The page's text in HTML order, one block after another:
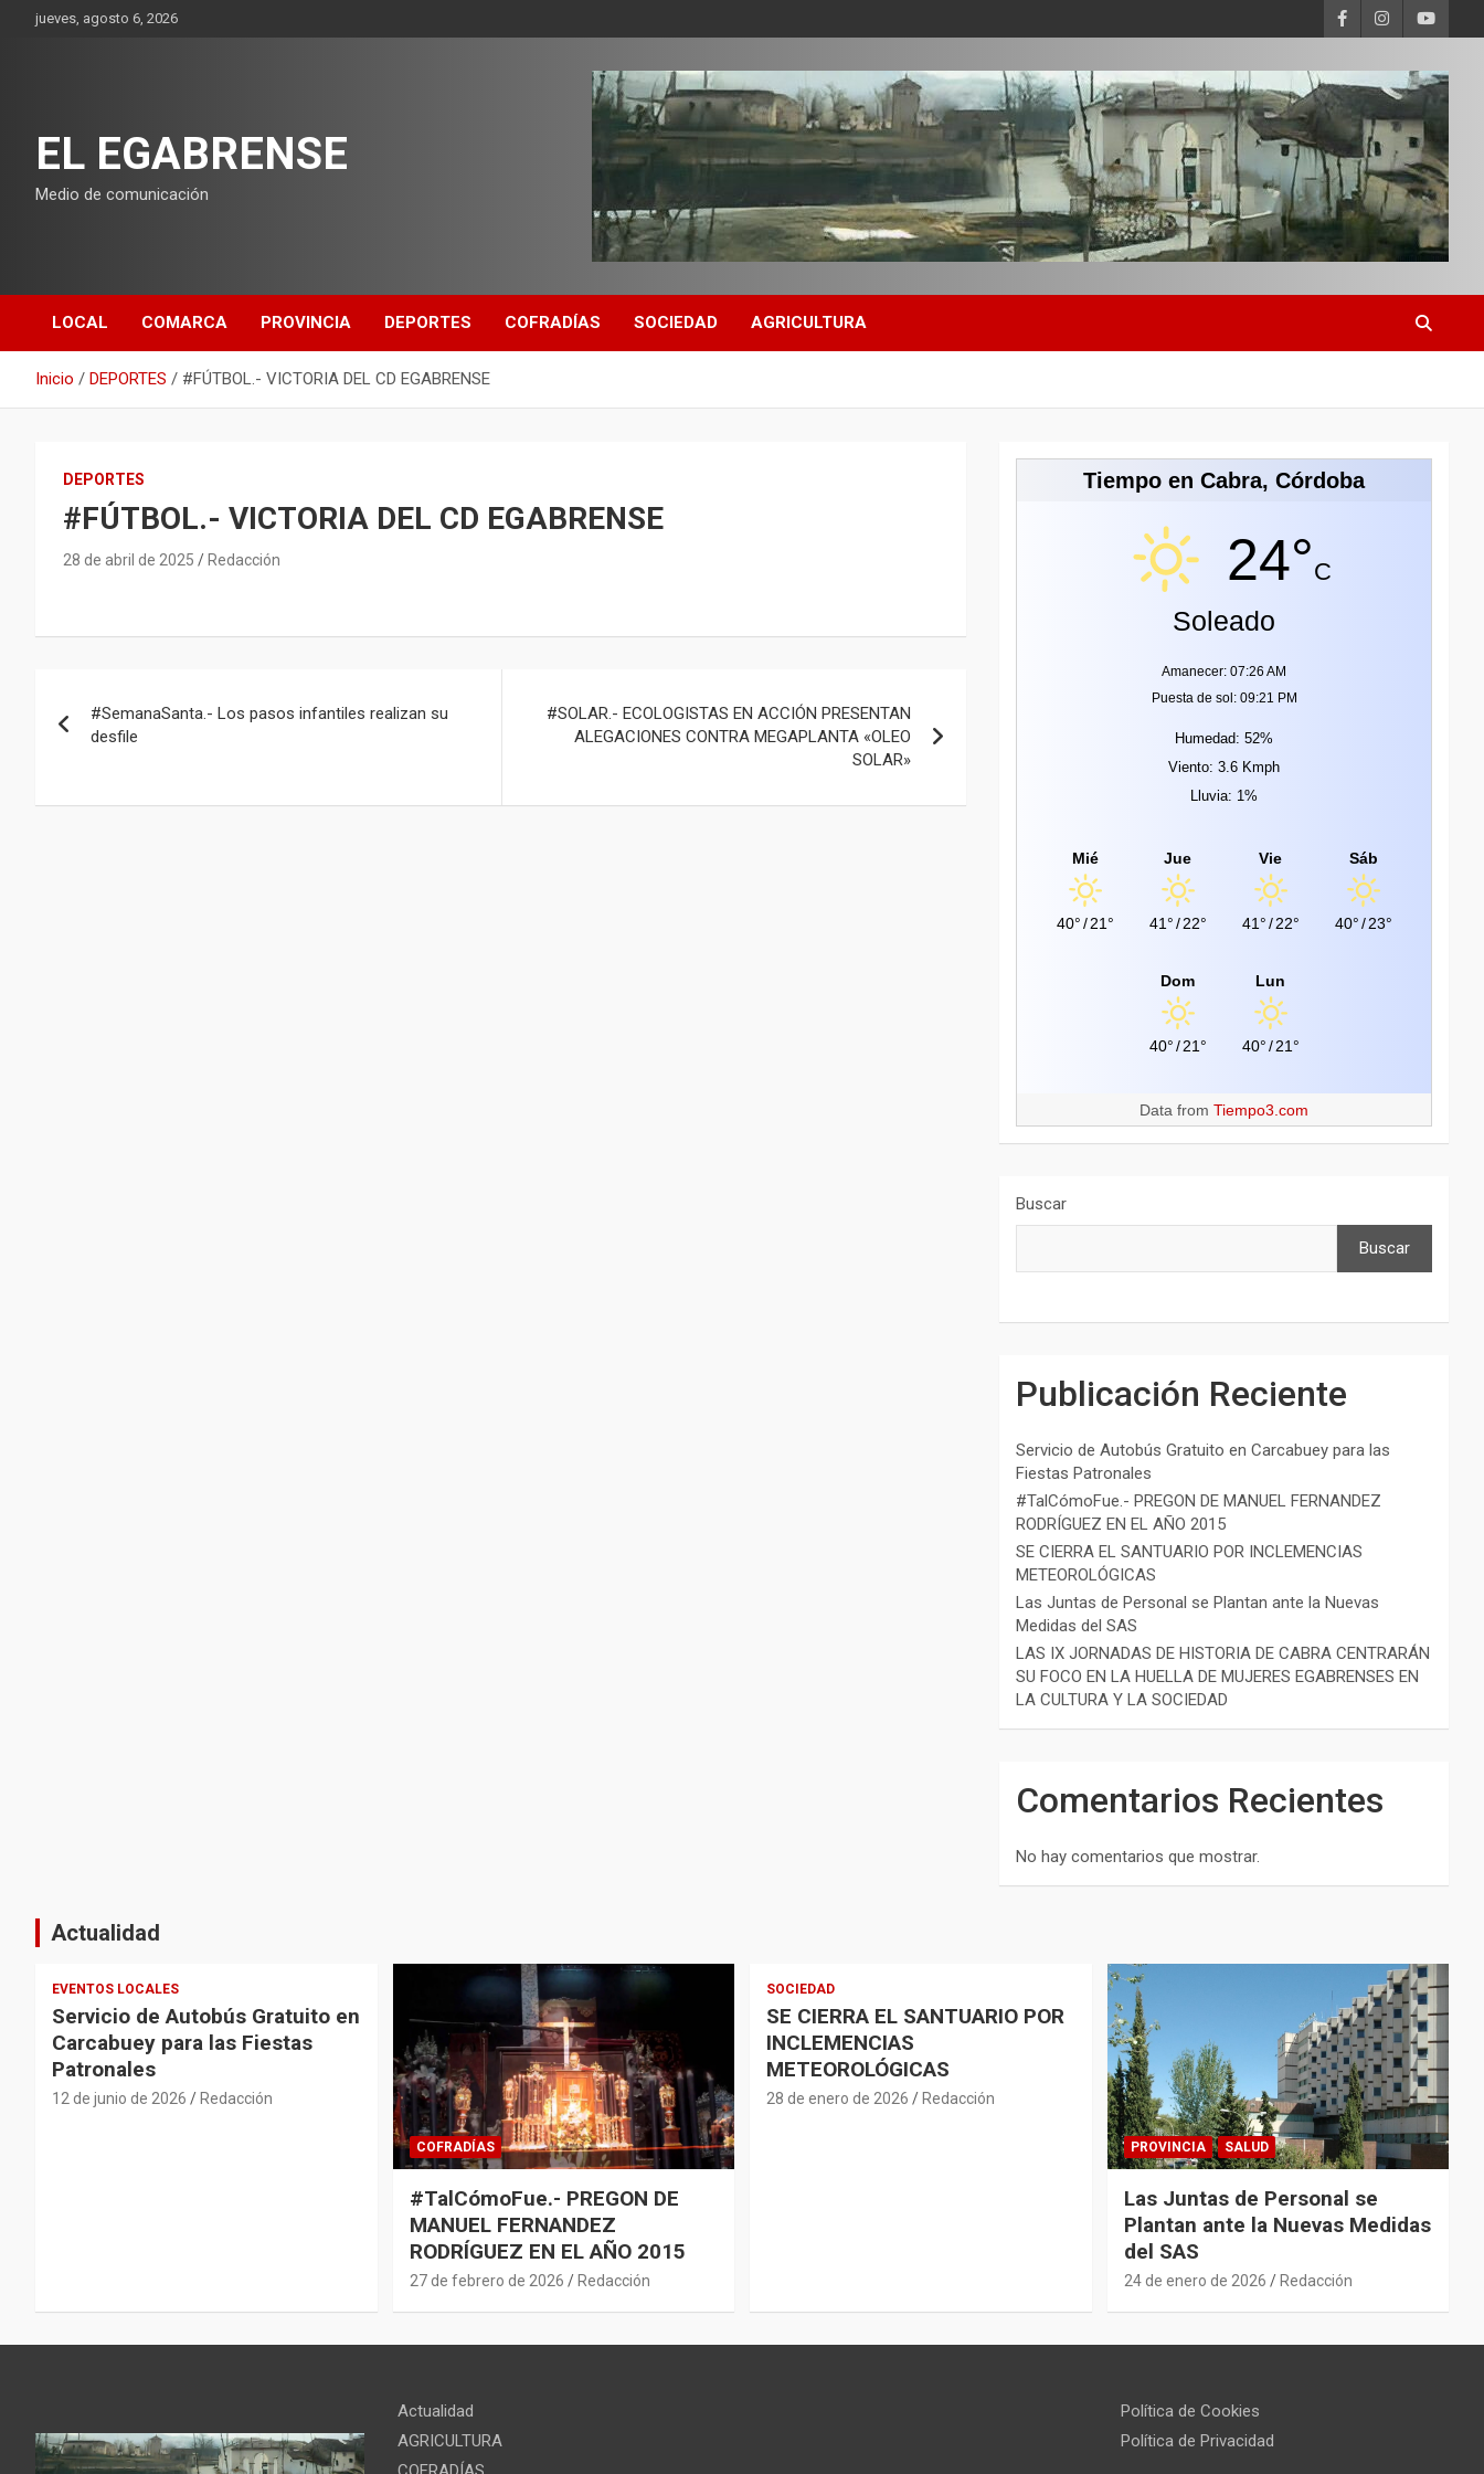
Saltarjueves, agosto 6, 2026
EL EGABRENSE
Medio de comunicación
LOCAL COMARCA PROVINCIA DEPORTES COFRADÍAS SOCIEDAD AGRICULTURA
Inicio DEPORTES #FÚTBOL.- VICTORIA DEL CD EGABRENSE
DEPORTES
#FÚTBOL.- VICTORIA DEL CD EGABRENSE
28 de abril de 2025 Redacción
de
#SemanaSanta.- Los pasos infantiles realizan su
desfile
#SOLAR.- ECOLOGISTAS EN ACCIÓN PRESENTAN
ALEGACIONES CONTRA MEGAPLANTA «OLEO
SOLAR»
Tiempo en Cabra, Córdoba
24°C
Soleado
Amanecer: 07:26 AM
Puesta de sol: 09:21 PM
Humedad: 52%
Viento: 3.6 Kmph
Lluvia: 1%
Mié
40°/ 21°
Jue
41°/ 22°
Vie
41°/ 22°
Sáb
40°/ 23°
Dom
40°/ 21°
Lun
40°/ 21°
Data fromTiempo3.com
Buscar
Buscar
Publicación Reciente
Servicio de Autobús Gratuito en Carcabuey para las
Fiestas Patronales
#TalCómoFue.- PREGON DE MANUEL FERNANDEZ
RODRÍGUEZ EN EL AÑO 2015
SE CIERRA EL SANTUARIO POR INCLEMENCIAS
METEOROLÓGICAS
Las Juntas de Personal se Plantan ante la Nuevas
Medidas del SAS
LAS IX JORNADAS DE HISTORIA DE CABRA CENTRARÁN
SU FOCO EN LA HUELLA DE MUJERES EGABRENSES EN
LA CULTURA Y LA SOCIEDAD
Comentarios Recientes
No hay comentarios que mostrar.
Actualidad
EVENTOS LOCALES
Servicio de Autobús Gratuito en
Carcabuey para las Fiestas
Patronales
12 de junio de 2026 Redacción
COFRADÍAS
#TalCómoFue.- PREGON DE
MANUEL FERNANDEZ
RODRÍGUEZ EN EL AÑO 2015
27 de febrero de 2026 Redacción
SOCIEDAD
SE CIERRA EL SANTUARIO POR
INCLEMENCIAS
METEOROLÓGICAS
28 de enero de 2026 Redacción
PROVINCIA SALUD
Las Juntas de Personal se
Plantan ante la Nuevas Medidas
del SAS
24 de enero de 2026 Redacción
Actualidad
AGRICULTURA
Política de Cookies
Política de Privacidad